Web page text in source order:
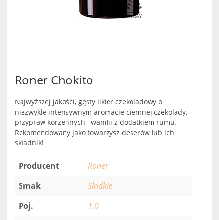
Roner Chokito
Najwyższej jakości, gęsty likier czekoladowy o
niezwykle intensywnym aromacie ciemnej czekolady,
przypraw korzennych i wanilii z dodatkiem rumu.
Rekomendowany jako towarzysz deserów lub ich
składnik!
Producent
Roner
Smak
Słodkie
Poj.
1.0